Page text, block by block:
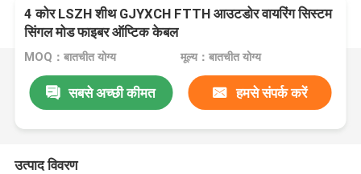
4 कोर LSZH शीथ GJYXCH FTTH आउटडोर वायरिंग सिस्टम
सिंगल मोड फाइबर ऑप्टिक केबल
MOQ：बातचीत योग्य मूल्य：बातचीत योग्य
सबसे अच्छी कीमत हमसे संपर्क करें
उत्पाद विवरण